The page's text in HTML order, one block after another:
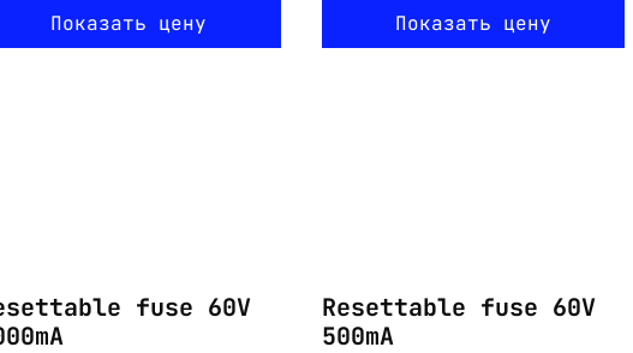
Показать цену Показать цену
fuse 60V
Resettable fuse 60V
500mA